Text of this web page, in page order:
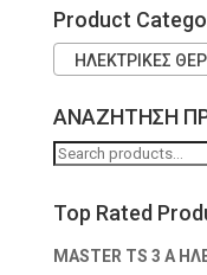
Product
ΗΛΕΚΤΡΙΚΕΣ
ΑΝΑΖΗΤΗΣΗ
Search
Top Rated
MASTER TS 3 A